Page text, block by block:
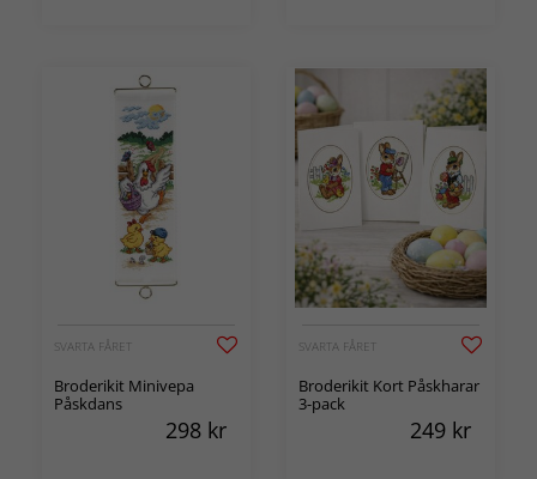
SVARTA FÅRET
Broderikit Minivepa
Påskdans
298 kr
SVARTA FÅRET
Broderikit Kort Påskharar
3-pack
249 kr